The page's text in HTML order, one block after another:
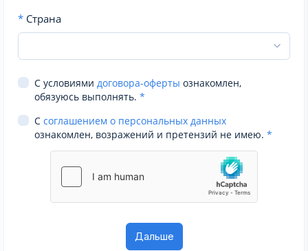
* Страна
С условиями договора-оферты ознакомлен,
обязуюсь выполнять. *
С соглашением о персональных данных
ознакомлен, возражений и претензий не имею. *